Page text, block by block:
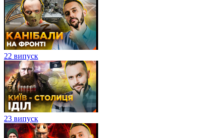
22 випуск
23 випуск